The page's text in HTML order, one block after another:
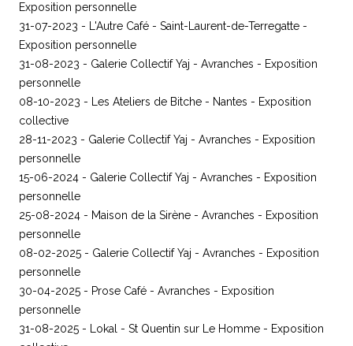
Exposition personnelle
31-07-2023 - L'Autre Café - Saint-Laurent-de-Terregatte -
Exposition personnelle
31-08-2023 - Galerie Collectif Yaj - Avranches - Exposition
personnelle
08-10-2023 - Les Ateliers de Bitche - Nantes - Exposition
collective
28-11-2023 - Galerie Collectif Yaj - Avranches - Exposition
personnelle
15-06-2024 - Galerie Collectif Yaj - Avranches - Exposition
personnelle
25-08-2024 - Maison de la Sirène - Avranches - Exposition
personnelle
08-02-2025 - Galerie Collectif Yaj - Avranches - Exposition
personnelle
30-04-2025 - Prose Café - Avranches - Exposition
personnelle
31-08-2025 - Lokal - St Quentin sur Le Homme - Exposition